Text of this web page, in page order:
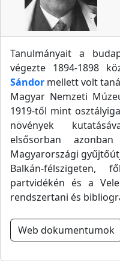
Tanulmányait a
végezte 1894-1898
Sándor mellett volt
Magyar Nemzeti
1919-től mint
növények
elsősorban
Magyarországi
Balkán-félszigeten,
partvidékén és a
rendszertani és
Web dokumentumok